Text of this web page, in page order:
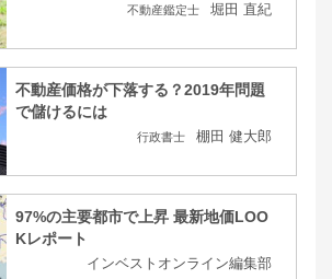
不動産鑑定士 堀田 直紀
不動産価格が下落する？2019年問題
で儲けるには
行政書士 棚田 健大郎
97%の主要都市で上昇 最新地価LOO
Kレポート
インベストオンライン編集部